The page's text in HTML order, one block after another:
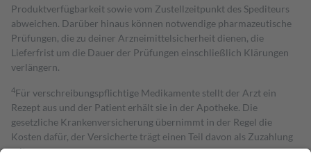
Produktverfügbarkeit sowie vom Zustellzeitpunkt des Spediteurs
abweichen. Darüber hinaus können notwendige pharmazeutische
Prüfungen, die zu deiner Arzneimittelsicherheit dienen, die
Lieferfrist um die Dauer der Prüfungen einschließlich Klärungen
verlängern.
4Für verschreibungspflichtige Medikamente stellt der Arzt ein
Rezept aus und der Patient erhält sie in der Apotheke. Die
gesetzliche Krankenversicherung übernimmt in der Regel die
Kosten dafür, der Versicherte trägt einen Teil davon als Zuzahlung
mit.